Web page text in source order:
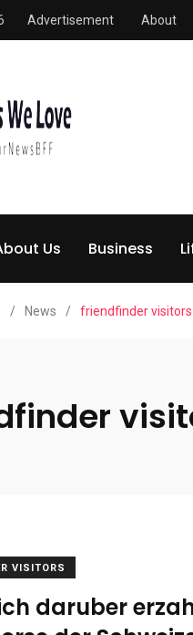
Advertisement About
Us Business
/ News / friendfinder visitors
VISITORS
daruber